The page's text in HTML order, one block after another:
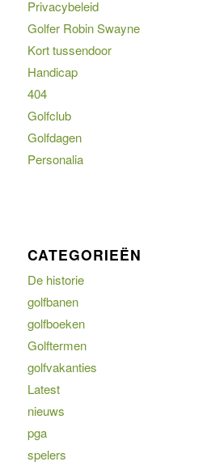
Privacybeleid
Golfer Robin Swayne
Kort tussendoor
Handicap
404
Golfclub
Golfdagen
Personalia
CATEGORIEËN
De historie
golfbanen
golfboeken
Golftermen
golfvakanties
Latest
nieuws
pga
spelers